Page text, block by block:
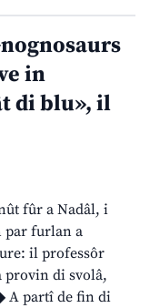
in
di blu», il
fûr a Nadâl, i
par furlan a
il professôr
provin di svolâ,
A partî de fin di